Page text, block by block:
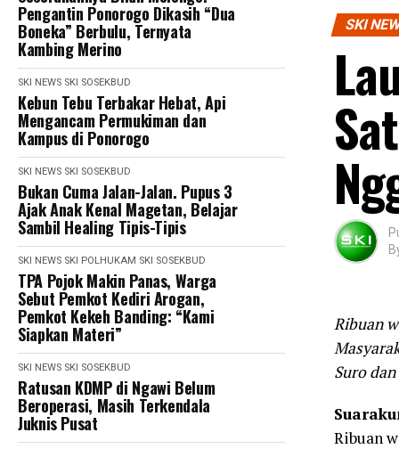
Pengantin Ponorogo Dikasih “Dua
Boneka” Berbulu, Ternyata
Kambing Merino
SKI NEWS SKI SOSEKBUD
Kebun Tebu Terbakar Hebat, Api
Mengancam Permukiman dan
Kampus di Ponorogo
SKI NEWS SKI SOSEKBUD
Bukan Cuma Jalan-Jalan. Pupus 3
Ajak Anak Kenal Magetan, Belajar
Sambil Healing Tipis-Tipis
SKI NEWS SKI POLHUKAM SKI SOSEKBUD
TPA Pojok Makin Panas, Warga
Sebut Pemkot Kediri Arogan,
Pemkot Kekeh Banding: “Kami
Siapkan Materi”
SKI NEWS SKI SOSEKBUD
Ratusan KDMP di Ngawi Belum
Beroperasi, Masih Terkendala
Juknis Pusat
SKI
Ribuan
Suro
Ribuan